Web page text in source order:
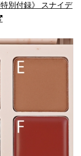
別付録》 スナイデ